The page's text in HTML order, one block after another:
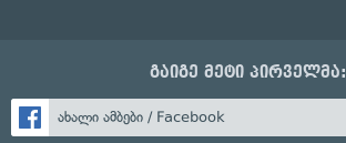
გაიგე მეტი პირველმა:
ახალი ამბები / Facebook